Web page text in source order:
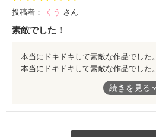
投稿者： くう さん
素敵でした！
本当にドキドキして素敵な作品でした。
一気に読んじゃいました。
また続編を是非書いて下さい！！
続きを見る